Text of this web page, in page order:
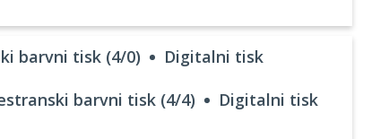
barvni tisk (4/0) Digitalni tisk
barvni tisk (4/4) Digitalni tisk